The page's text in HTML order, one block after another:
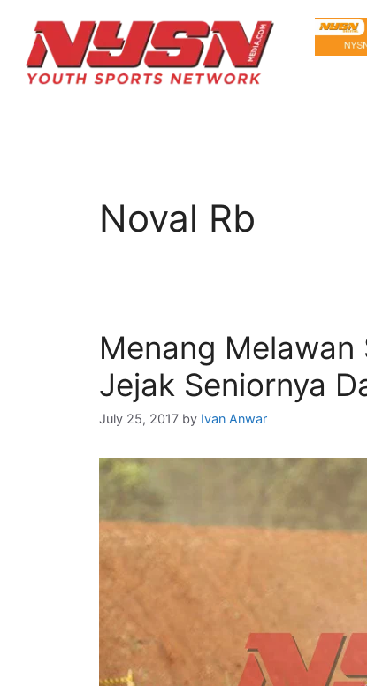
Noval Rb
Menang
Jejak Seniornya
July 25, 2017 by Ivan Anwar